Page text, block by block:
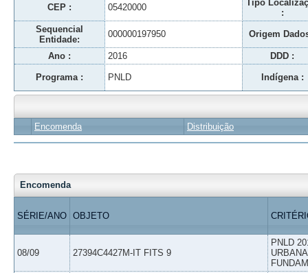
CEP : 05420000
Tipo
:
Sequencial
Entidade:
000000197950 Origem
Ano : 2016 DDD :
Programa : PNLD Indígena :
Encomenda Distribuição
Encomenda
SÉRIE/ANO OBJETO
08/09 27394C4427M-IT FITS 9
PNLD